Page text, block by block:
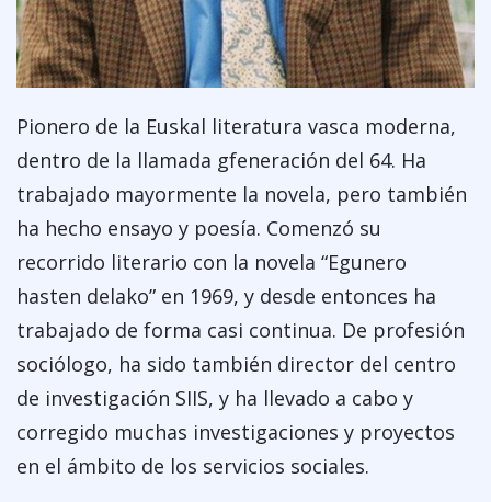
Pionero de la Euskal literatura vasca moderna,
dentro de la llamada gfeneración del 64. Ha
trabajado mayormente la novela, pero también
ha hecho ensayo y poesía. Comenzó su
recorrido literario con la novela “Egunero
hasten delako” en 1969, y desde entonces ha
trabajado de forma casi continua. De profesión
sociólogo, ha sido también director del centro
de investigación SIIS, y ha llevado a cabo y
corregido muchas investigaciones y proyectos
en el ámbito de los servicios sociales.